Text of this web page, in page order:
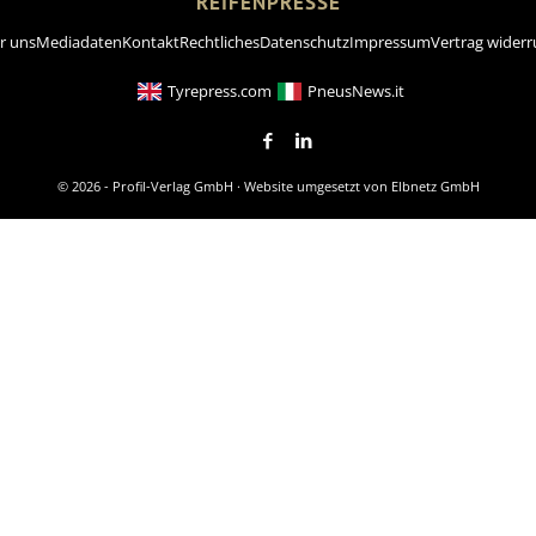
unsMediadatenKontaktRechtlichesDatenschutzImpressumVertrag
Tyrepress.com PneusNews.it
© 2026 - Profil-Verlag GmbH · Website umgesetzt von Elbnetz GmbH